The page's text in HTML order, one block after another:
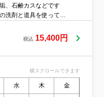
、石鹸カスなどです
洗剤と道具を使って徹
りと疲れを癒してリフ
税込 15,400円
横スクロールできます
水 木 金